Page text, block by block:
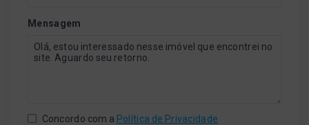
Mensagem
Concordo com a Política de Privacidade